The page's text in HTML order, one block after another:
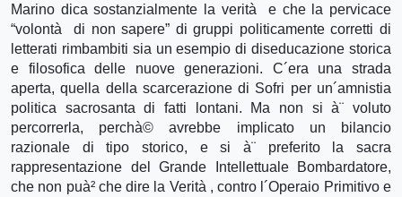
Marino dica sostanzialmente la verità e che la pervicace
“volontà di non sapere” di gruppi politicamente corretti di
letterati rimbambiti sia un esempio di diseducazione storica
e filosofica delle nuove generazioni. C´era una strada
aperta, quella della scarcerazione di Sofri per un´amnistia
politica sacrosanta di fatti lontani. Ma non si à¨ voluto
percorrerla, perchà© avrebbe implicato un bilancio
razionale di tipo storico, e si à¨ preferito la sacra
rappresentazione del Grande Intellettuale Bombardatore,
che non puà² che dire la Verità , contro l´Operaio Primitivo e